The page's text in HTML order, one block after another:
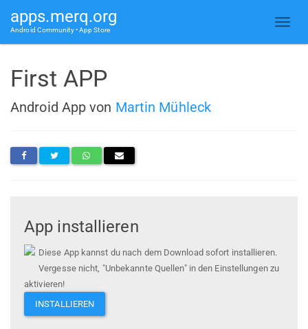
apps.merq.org
Android Community • App Store
First APP
Android App von Martin Mühleck
App installieren
Diese App kannst du nach dem Download sofort installieren.
Vergesse nicht, "Unbekannte Quellen" in den Einstellungen zu
aktivieren!
INSTALLIEREN